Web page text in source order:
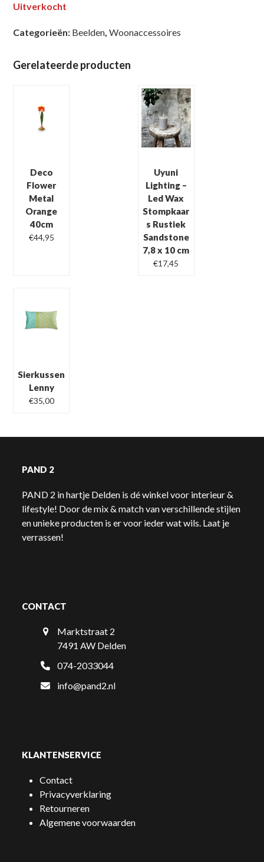
Uitverkocht
Categorieën: Beelden,Woonaccessoires
Gerelateerde producten
Deco
Flower
Metal
Orange
40cm
€44,95
Uyuni
Lighting –
Led Wax
Stompkaar
s Rustiek
Sandstone
7,8 x 10 cm
Oorspronkelijke
€17,45
Sierkussen
Lenny
€35,00
PAND 2
PAND 2 in hartje Delden is dé winkel voor interieur &
lifestyle! Door de mix & match van verschillende stijlen
en unieke producten is er voor ieder wat wils. Laat je
verrassen!
CONTACT
Marktstraat 2
7491 AW Delden
074-2033044
info@pand2.nl
KLANTENSERVICE
Contact
Privacyverklaring
Retourneren
Algemene voorwaarden